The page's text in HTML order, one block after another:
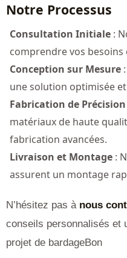
Notre Processus
Consultation Initiale :
comprendre vos besoins
Conception sur Mesure
une solution optimisée
Fabrication de Précision
matériaux de haute
fabrication avancées.
Livraison et Montage :
assurent un montage
N’hésitez pas à nous
conseils personnalisés et
projet de bardageBon